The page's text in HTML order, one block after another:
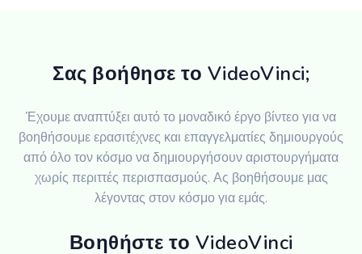
Σας βοήθησε το VideoVinci;
Έχουμε αναπτύξει αυτό το μοναδικό έργο βίντεο για να
βοηθήσουμε ερασιτέχνες και επαγγελματίες δημιουργούς
από όλο τον κόσμο να δημιουργήσουν αριστουργήματα
χωρίς περιττές περισπασμούς. Ας βοηθήσουμε μας
λέγοντας στον κόσμο για εμάς.
Βοηθήστε το VideoVinci